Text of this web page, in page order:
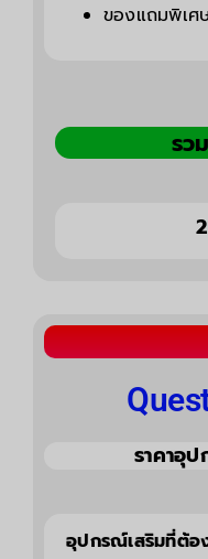
ของแถมพิเ
รว
ราคาอุ
อุปกรณ์เสริมที่ต้อ